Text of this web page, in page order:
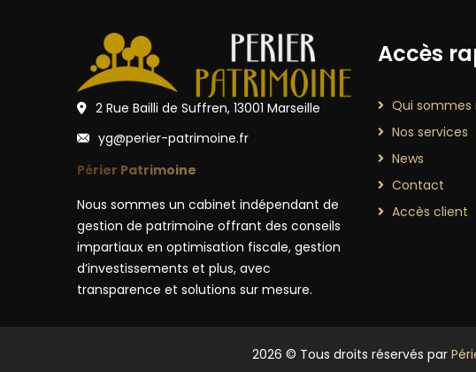
2 Rue Bailli de Suffren, 13001 Marseille
yg@perier-patrimoine.fr
Périer Patrimoine
Nous sommes un cabinet indépendant de
gestion de patrimoine offrant des conseils
impartiaux en optimisation fiscale, gestion
d’investissements et plus, avec
transparence et solutions sur mesure.
Accès
Qui sommes
Nos services
News
Contact
Accès client
2026 © Tous droits réservés par